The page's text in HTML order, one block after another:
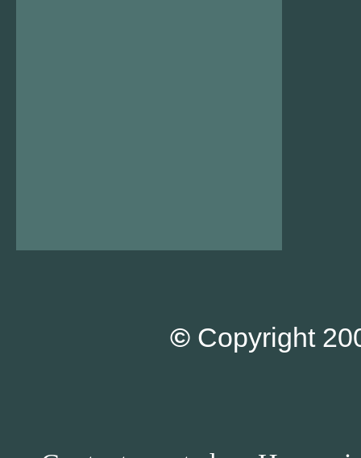
© Copyright